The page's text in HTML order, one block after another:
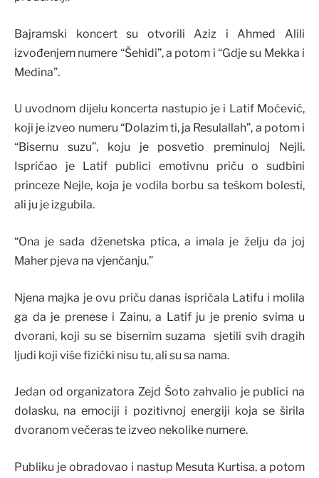
Bajramski koncert su otvorili Aziz i Ahmed Alili
izvođenjem numere “Šehidi”, a potom i “Gdje su Mekka i
Medina”.
U uvodnom dijelu koncerta nastupio je i Latif Moćević,
koji je izveo numeru “Dolazim ti, ja Resulallah”, a potom i
“Bisernu suzu”, koju je posvetio preminuloj Nejli.
Ispričao je Latif publici emotivnu priču o sudbini
princeze Nejle, koja je vodila borbu sa teškom bolesti,
ali ju je izgubila.
“Ona je sada dženetska ptica, a imala je želju da joj
Maher pjeva na vjenčanju.”
Njena majka je ovu priču danas ispričala Latifu i molila
ga da je prenese i Zainu, a Latif ju je prenio svima u
dvorani, koji su se bisernim suzama sjetili svih dragih
ljudi koji više fizički nisu tu, ali su sa nama.
Jedan od organizatora Zejd Šoto zahvalio je publici na
dolasku, na emociji i pozitivnoj energiji koja se širila
dvoranom večeras te izveo nekolike numere.
Publiku je obradovao i nastup Mesuta Kurtisa, a potom